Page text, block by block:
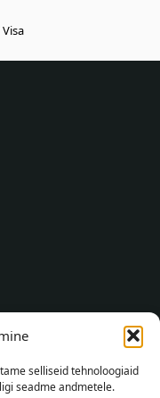
selliseid tehnoloogiaid
seadme andmetele.